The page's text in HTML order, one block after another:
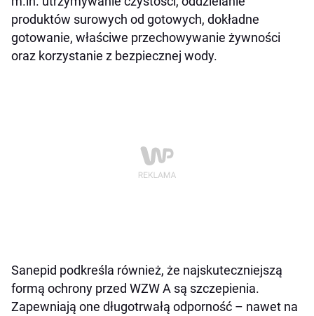
produktów surowych od gotowych, dokładne
gotowanie, właściwe przechowywanie żywności
oraz korzystanie z bezpiecznej wody.
Sanepid podkreśla również, że najskuteczniejszą
formą ochrony przed WZW A są szczepienia.
Zapewniają one długotrwałą odporność – nawet na